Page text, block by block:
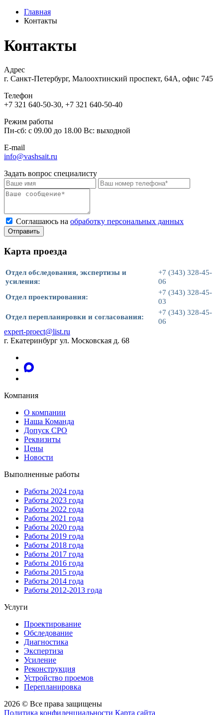
Главная
Контакты
Контакты
Адрес
г. Санкт-Петербург, Малоохтинский проспект, 64А, офис 745
Телефон
+7 321 640-50-30, +7 321 640-50-40
Режим работы
Пн-сб: с 09.00 до 18.00 Вс: выходной
E-mail
info@vashsait.ru
Задать вопрос специалисту
Соглашаюсь на обработку персональных данных
Отправить
Карта проезда
Отдел обследования, экспертизы и
усиления:
+7 (343) 328-45-
06
Отдел проектирования:
+7 (343) 328-45-
03
Отдел перепланировки и согласования:
+7 (343) 328-45-
06
expert-proect@list.ru
г. Екатеринбург ул. Московская д. 68
Компания
О компании
Наша Команда
Допуск СРО
Реквизиты
Цены
Новости
Выполненные работы
Работы 2024 года
Работы 2023 года
Работы 2022 года
Работы 2021 года
Работы 2020 года
Работы 2019 года
Работы 2018 года
Работы 2017 года
Работы 2016 года
Работы 2015 года
Работы 2014 года
Работы 2012-2013 года
Услуги
Проектирование
Обследование
Диагностика
Экспертиза
Усиление
Реконструкция
Устройство проемов
Перепланировка
2026 © Все права защищены
Политика конфиденциальности Карта сайта